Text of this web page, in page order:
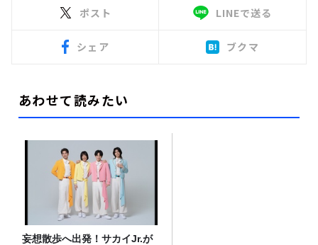
ポスト LINEで送る
シェア ブクマ
あわせて読みたい
妄想散歩へ出発！サカイJr.が